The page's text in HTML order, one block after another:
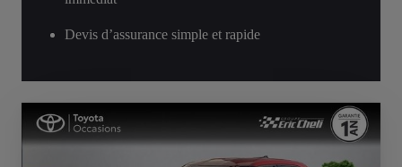
Devis d’assurance simple et rapide